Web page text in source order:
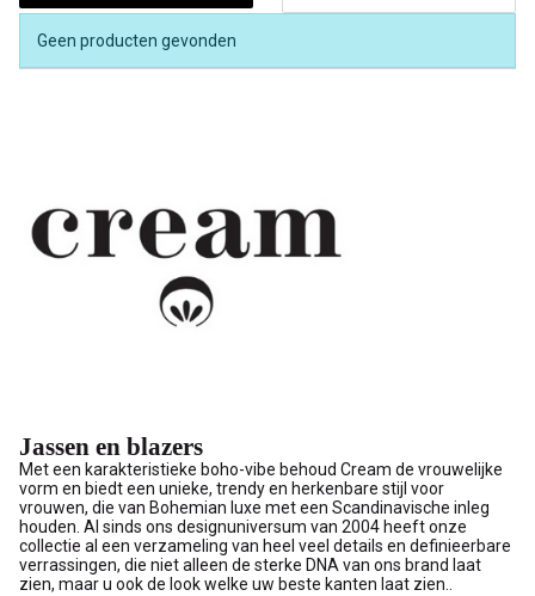
V-
male
Geen producten gevonden
Jassen en blazers
Met een karakteristieke boho-vibe behoud Cream de vrouwelijke
vorm en biedt een unieke, trendy en herkenbare stijl voor
vrouwen, die van Bohemian luxe met een Scandinavische inleg
houden. Al sinds ons designuniversum van 2004 heeft onze
collectie al een verzameling van heel veel details en definieerbare
verrassingen, die niet alleen de sterke DNA van ons brand laat
zien, maar u ook de look welke uw beste kanten laat zien..